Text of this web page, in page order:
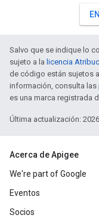
Salvo que se indique lo
sujeto a la licencia
de código están sujetos
información, consulta las
es una marca registrada
Última actualización:
Acerca de Apigee
We're part of Google
Eventos
Socios